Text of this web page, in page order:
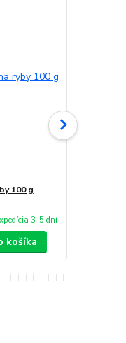
100 g
3-5 dní
košíka